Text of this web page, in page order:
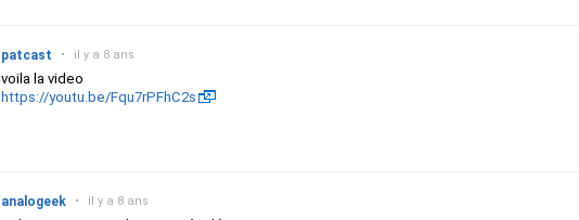
patcast • il y a 8 ans
voila la video
https://youtu.be/Fqu7rPFhC2s
analogeek • il y a 8 ans